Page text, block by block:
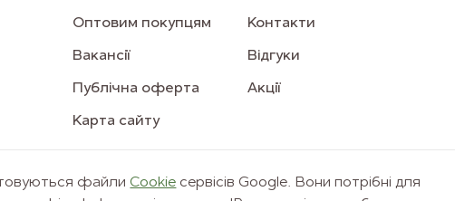
Оптовим покупцям Контакти
Вакансії Відгуки
Публічна оферта Акції
Карта сайту
файлиСookie сервісів Google. Вони потрібні для